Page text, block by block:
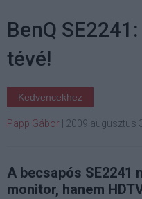
BenQ
tévé!
Kedvencekhez
Papp Gábor 2009 augusztus
A becsapós SE2241
monitor, hanem